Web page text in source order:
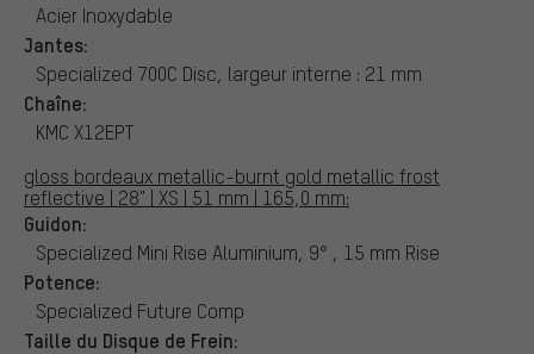
Acier Inoxydable
Jantes:
Specialized 700C Disc, largeur interne : 21 mm
Chaîne:
KMC X12EPT
gloss bordeaux metallic-burnt gold metallic frost
reflective | 28" | XS | 51 mm | 165,0 mm:
Guidon:
Specialized Mini Rise Aluminium, 9° , 15 mm Rise
Potence:
Specialized Future Comp
Taille du Disque de Frein: